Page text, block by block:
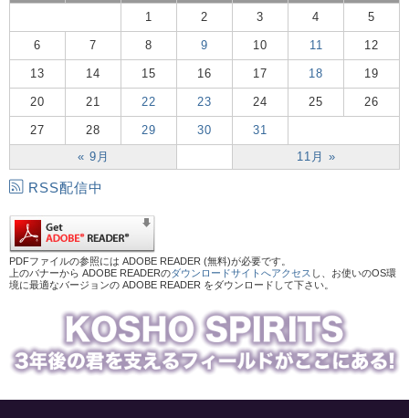
« 9月 11月 »
1 2 3 4 5
6 7 8 9 10 11 12
13 14 15 16 17 18 19
20 21 22 23 24 25 26
27 28 29 30 31
RSS配信中
PDFファイルの参照には ADOBE READER (無料)が必要です。
上のバナーから ADOBE READERのダウンロードサイトへアクセス し、お使いのOS環
境に最適なバージョンの ADOBE READER をダウンロードして下さい。